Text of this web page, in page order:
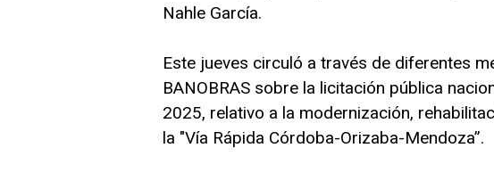
Nahle García.
Este jueves circuló a través de diferentes
BANOBRAS sobre la licitación pública
2025, relativo a la modernización,
la "Vía Rápida Córdoba-Orizaba-Mendoza”.